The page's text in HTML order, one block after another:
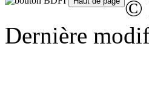
©
Dernière